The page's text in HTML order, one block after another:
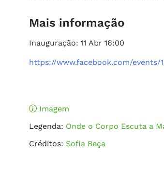
Mais informação
Inauguração: 11 Abr 16:00
https://www.facebook.com/events/
Imagem
Legenda: Onde o Corpo Escuta a
Créditos: Sofia Beça